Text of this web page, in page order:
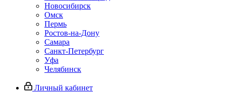
Новосибирск
Омск
Пермь
Ростов-на-Дону
Самара
Санкт-Петербург
Уфа
Челябинск
Личный кабинет